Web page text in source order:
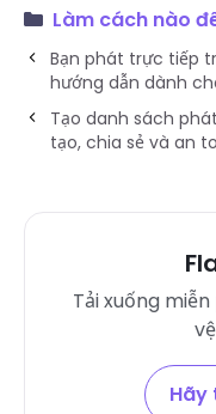
Làm cách nào
Bạn phát trực tiếp
hướng dẫn dành
Tạo danh sách
tạo, chia sẻ và an
Tải xuống
Hãy